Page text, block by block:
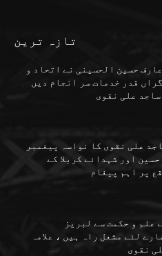
تازہ ترین
حسین الحسینی نے اتحاد و
قدر خدمات سر انجام دیں
ساجد علی نقوی
علی نقوی کا نواسہ پیغمبر
اور شہدائے کربلا کے
پر اہم پیغام
علم و حکمت سے لبریز
لئے مشعل راہ ہیں ، علامہ
نقوی